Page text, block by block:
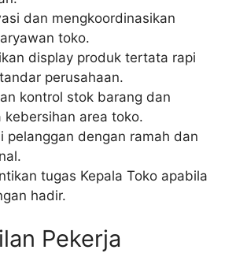
dan mengkoordinasikan
toko.
display produk tertata rapi
perusahaan.
kontrol stok barang dan
kebersihan area toko.
pelanggan dengan ramah dan
tugas Kepala Toko apabila
hadir.
Pekerja